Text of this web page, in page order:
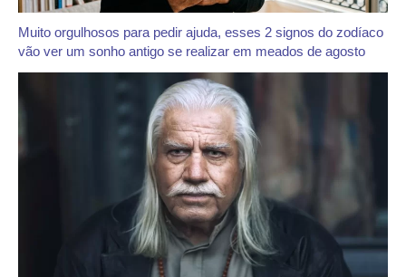
Muito orgulhosos para pedir ajuda, esses 2 signos do zodíaco
vão ver um sonho antigo se realizar em meados de agosto